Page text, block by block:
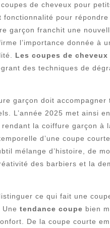
de cheveux pour
pour
garçon franchit une
l’importance donnée
Les coupes de
des techniques de
garçon doit
L’année 2025 met ainsi
la coiffure garçon
d’une coupe
mélange d’histoire, de
des barbiers et la
ce qui fait une
Unetendance coupe bien
De la coupe courte